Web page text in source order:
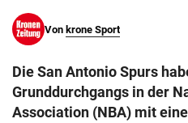
search
eingeben
Von krone Sport
Die San Antonio Spurs
Grunddurchgangs in der
Association (NBA) mit